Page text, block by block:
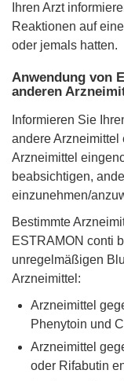
Ihren Arzt
Reaktionen auf
oder jemals hatten.
Anwendung von
anderen
Informieren Sie
andere
Arzneimittel
beabsichtigen,
einzunehmen/
Bestimmte
ESTRAMON conti
unregelmäßigen
Arzneimittel:
Arzneimittel
Phenytoin und
Arzneimittel
oder Rifabutin